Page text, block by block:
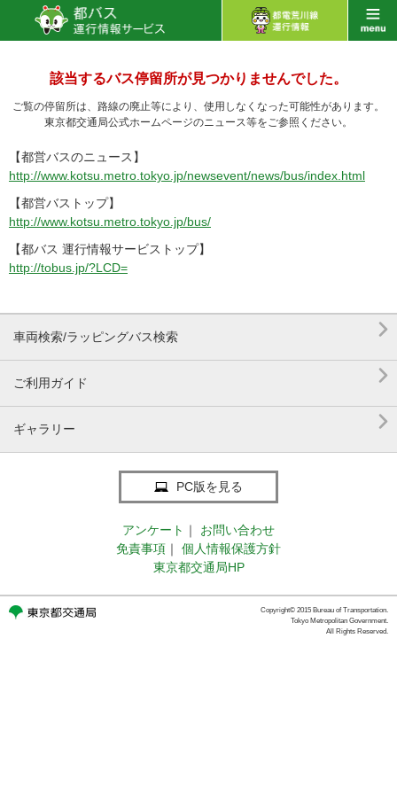
該当するバス停留所が見つかりませんでした。
ご覧の停留所は、路線の廃止等により、使用しなくなった可能性があります。
東京都交通局公式ホームページのニュース等をご参照ください。
【都営バスのニュース】
http://www.kotsu.metro.tokyo.jp/newsevent/news/bus/index.html
【都営バストップ】
http://www.kotsu.metro.tokyo.jp/bus/
【都バス 運行情報サービストップ】
http://tobus.jp/?LCD=
車両検索/ラッピングバス検索 
ご利用ガイド 
ギャラリー 
PC版を見る
アンケート ｜
お問い合わせ
免責事項 ｜
個人情報保護方針
東京都交通局HP
Copyright© 2015 Bureau of Transportation.
Tokyo Metropolitan Government.
All Rights Reserved.